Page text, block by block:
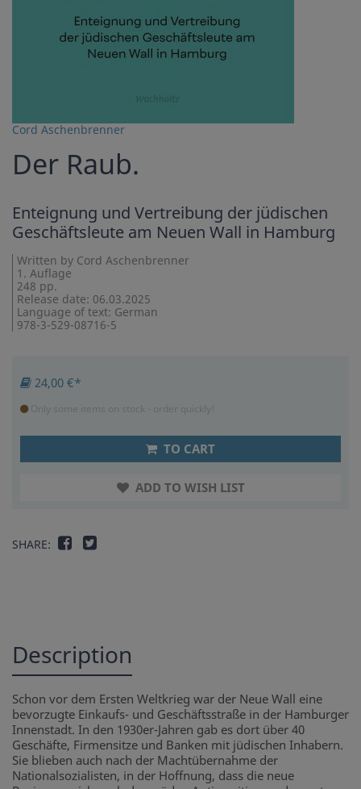
Cord Aschenbrenner
Der Raub.
Enteignung und Vertreibung der jüdischen
Geschäftsleute am Neuen Wall in Hamburg
Written by Cord Aschenbrenner
1. Auflage
248 pp.
Release date: 06.03.2025
Language of text: German
978-3-529-08716-5
24,00 €*
Only some items on stock - order quickly!
TO CART
ADD TO WISH LIST
SHARE:
Description
Schon vor dem Ersten Weltkrieg war der Neue Wall eine
bevorzugte Einkaufs- und Geschäftsstraße in der Hamburger
Innenstadt. In den 1930er-Jahren gab es dort über 40
Geschäfte, Firmensitze und Banken mit jüdischen Inhabern.
Sie blieben auch nach der Machtübernahme der
Nationalsozialisten, in der Hoffnung, dass die neue